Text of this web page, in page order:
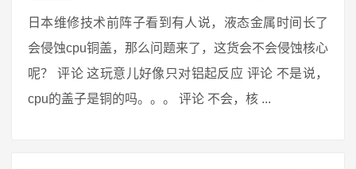
日本维修技术前阵子看到有人说，液态金属时间长了
会侵蚀cpu铜盖，那么问题来了，这货会不会侵蚀核心
呢？ 评论 这玩意儿好像只对铝起反应 评论 不是说，
cpu的盖子是铜的吗。。。 评论 不会，核 ...